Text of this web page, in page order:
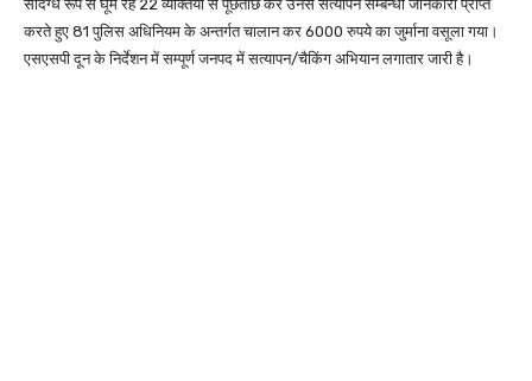
संदिग्ध रूप से घूम रहे 22 व्यक्तियों से पूछताछ कर उनसे सत्यापन सम्बन्धी जानकारी प्राप्त
करते हुए 81 पुलिस अधिनियम के अन्तर्गत चालान कर 6000 रुपये का जुर्माना वसूला गया।
एसएसपी दून के निर्देशन में सम्पूर्ण जनपद में सत्यापन/चैकिंग अभियान लगातार जारी है।